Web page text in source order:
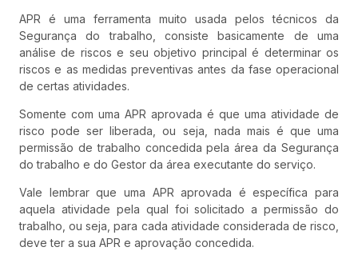
APR é uma ferramenta muito usada pelos técnicos da
Segurança do trabalho, consiste basicamente de uma
análise de riscos e seu objetivo principal é determinar os
riscos e as medidas preventivas antes da fase operacional
de certas atividades.
Somente com uma APR aprovada é que uma atividade de
risco pode ser liberada, ou seja, nada mais é que uma
permissão de trabalho concedida pela área da Segurança
do trabalho e do Gestor da área executante do serviço.
Vale lembrar que uma APR aprovada é específica para
aquela atividade pela qual foi solicitado a permissão do
trabalho, ou seja, para cada atividade considerada de risco,
deve ter a sua APR e aprovação concedida.